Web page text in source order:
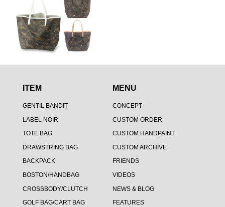
ITEM
GENTIL BANDIT
LABEL NOIR
TOTE BAG
DRAWSTRING BAG
BACKPACK
BOSTON/HANDBAG
CROSSBODY/CLUTCH
GOLF BAG/CART BAG
MENU
CONCEPT
CUSTOM ORDER
CUSTOM HANDPAINT
CUSTOM ARCHIVE
FRIENDS
VIDEOS
NEWS & BLOG
FEATURES